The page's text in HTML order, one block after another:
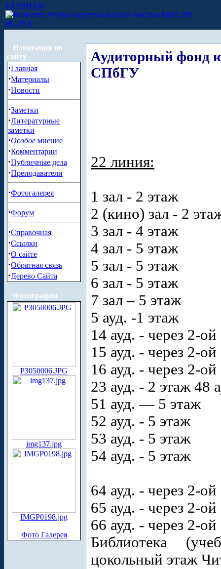
ГЛАВНАЯ
МЫСЛИ
ВСЛУХ
Навигация по
сайту
·Главная
·Материалы
·Новости
·Заметки
·Литературные
заметки
·Особое мнение
·Комментарии
·Публичные дела
·Преподаватели
·Фотогалерея
·Форум
·Справочная
·Ссылки
·О сайте
·Обратная связь
·Дерево Сайта
Фотографии
P3050006.JPG
img137.jpg
IMGP0198.jpg
Фото Галерея
Аудиторный фонд
СПбГУ
22 линия:
1 зал - 2 этаж
2 (кино) зал - 2
3 зал - 4 этаж
4 зал - 5 этаж
5 зал - 5 этаж
6 зал - 5 этаж
7 зал – 5 этаж
5 ауд. -1 этаж
14 ауд. - через 2-
15 ауд. - через 2-
16 ауд. - через 2-
23 ауд. - 2 этаж 48
51 ауд. — 5 этаж
52 ауд. - 5 этаж
53 ауд. - 5 этаж
54 ауд. - 5 этаж
64 ауд. - через 2-
65 ауд. - через 2-
66 ауд. - через 2-
Библиотека
цокольный этаж